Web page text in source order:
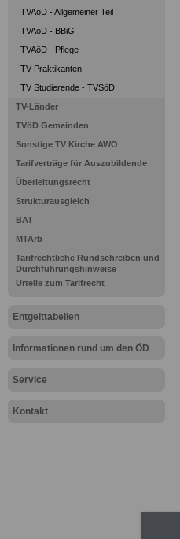
TVAöD - Allgemeiner Teil
TVAöD - BBiG
TVAöD - Pflege
TV-Praktikanten
TV Studierende - TVSöD
TV-Länder
TVöD Gemeinden
Sonstige TV Kirche AWO
Tarifverträge für Auszubildende
Überleitungsrecht
Strukturausgleich
BAT
MTArb
Tarifrechtliche Rundschreiben und
Durchführungshinweise
Urteile zum Tarifrecht
Entgelttabellen
Informationen rund um den ÖD
Service
Kontakt